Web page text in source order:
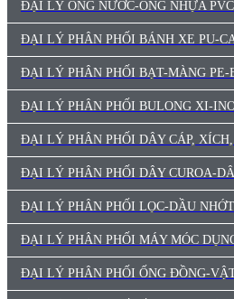
ĐẠI LÝ ỐNG NƯỚC-ỐNG NHỰA
ĐẠI LÝ PHÂN PHỐI BÁNH XE PU-
ĐẠI LÝ PHÂN PHỐI BẠT-MÀNG PE-
ĐẠI LÝ PHÂN PHỐI BULONG XI-
ĐẠI LÝ PHÂN PHỐI DÂY CÁP,
ĐẠI LÝ PHÂN PHỐI DÂY CUROA-
ĐẠI LÝ PHÂN PHỐI LỌC-DẦU
ĐẠI LÝ PHÂN PHỐI MÁY MÓC
ĐẠI LÝ PHÂN PHỐI ỐNG ĐỒNG-